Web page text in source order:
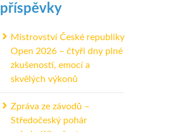
příspěvky
Mistrovství České republiky
Open 2026 – čtyři dny plné
zkušeností, emocí a
skvělých výkonů
Zpráva ze závodů –
Středočeský pohár